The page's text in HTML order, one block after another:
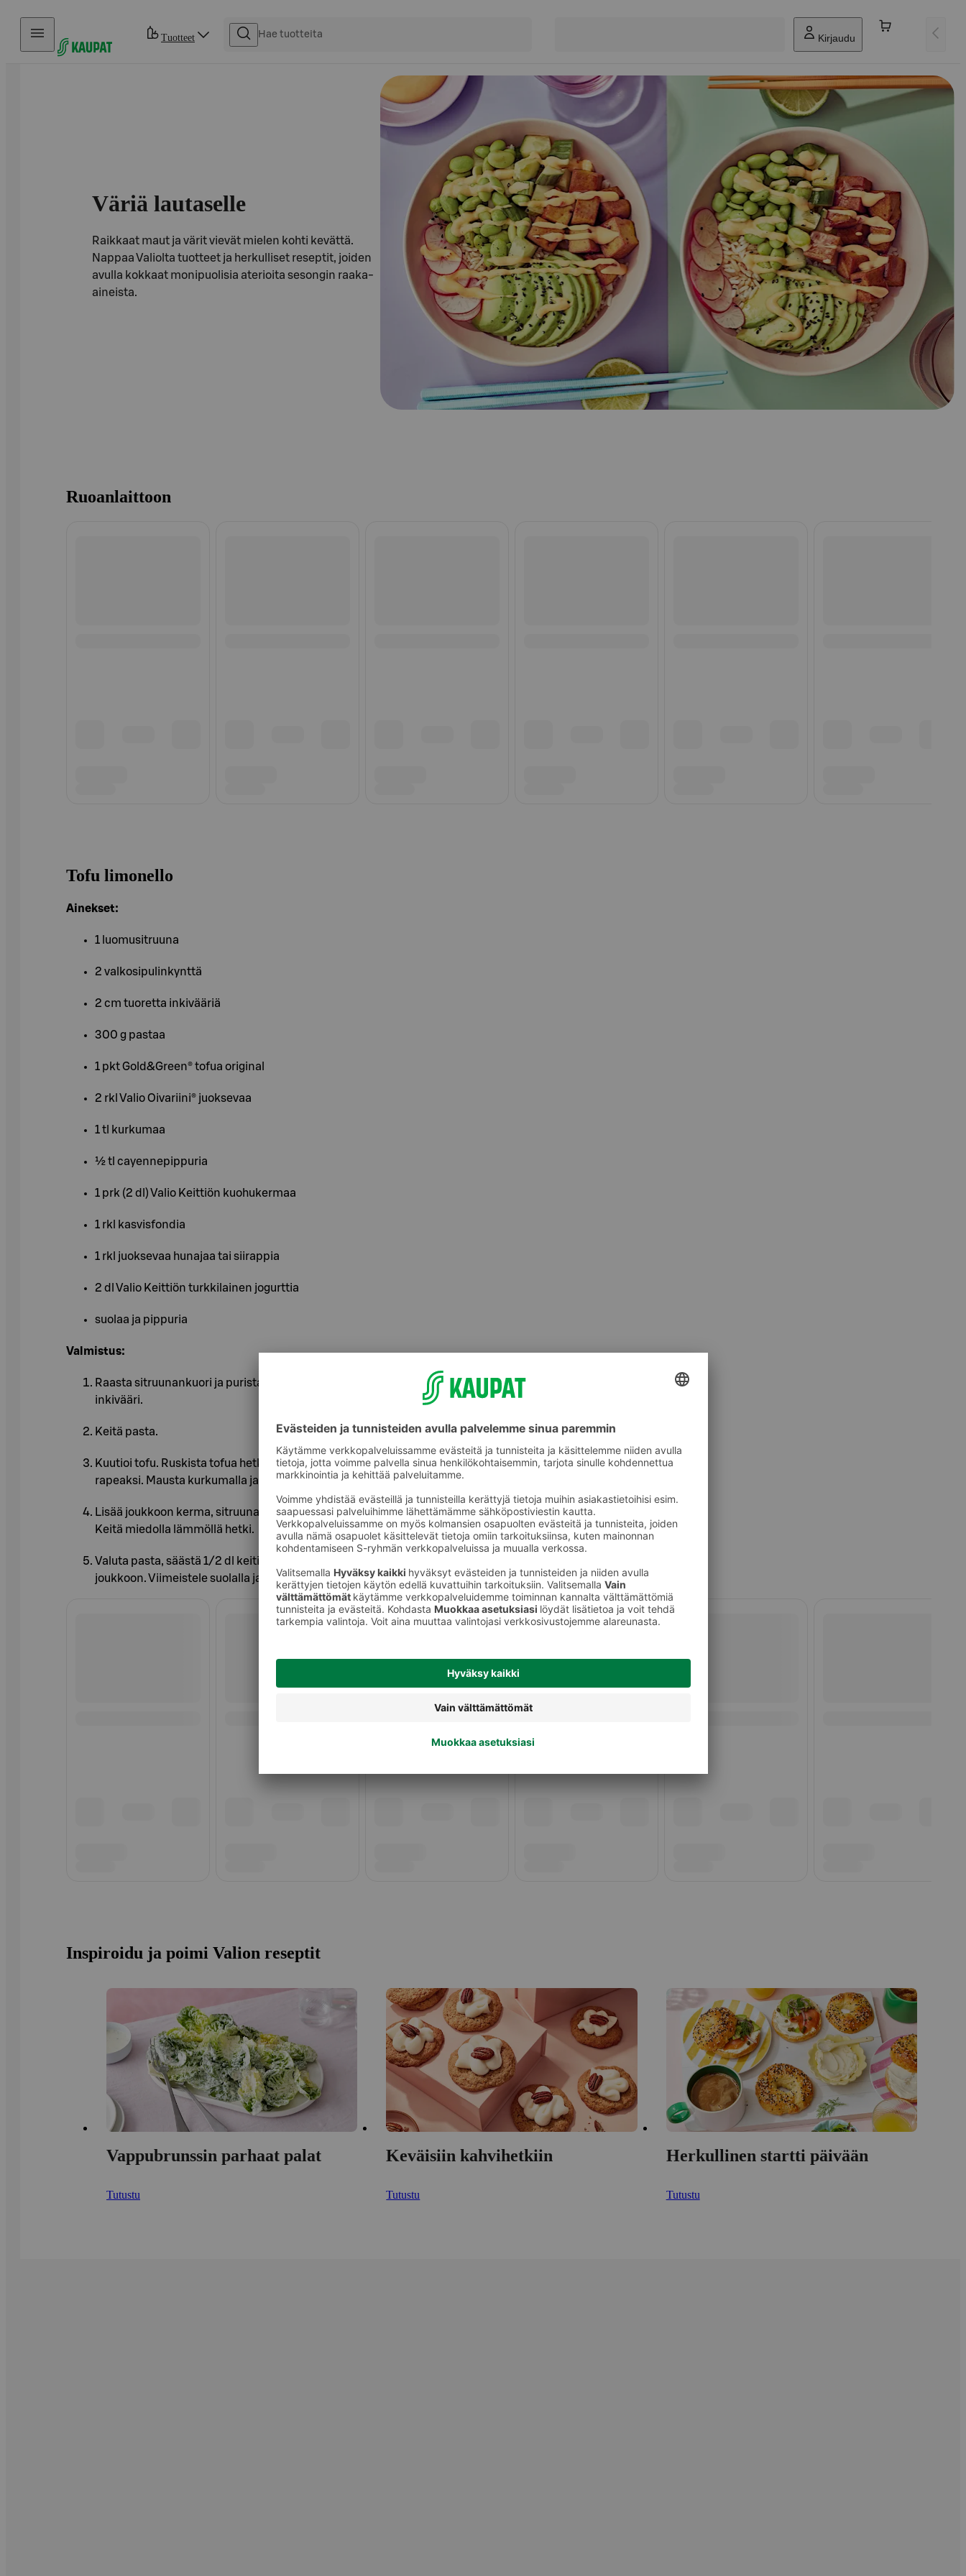
Hyppää sisältöön
Tuotteet Kirjaudu
Väriä lautaselle
Raikkaat maut ja värit vievät mielen kohti kevättä.
Nappaa Valiolta tuotteet ja herkulliset reseptit, joiden
avulla kokkaat monipuolisia aterioita sesongin raaka-
aineista.
Ruoanlaittoon
Tofu limonello
Ainekset:
1 luomusitruuna
2 valkosipulinkynttä
2 cm tuoretta inkivääriä
300 g pastaa
1 pkt Gold&Green® tofua original
2 rkl Valio Oivariini® juoksevaa
1 tl kurkumaa
½ tl cayennepippuria
1 prk (2 dl) Valio Keittiön kuohukermaa
1 rkl kasvisfondia
1 rkl juoksevaa hunajaa tai siirappia
2 dl Valio Keittiön turkkilainen jogurttia
suolaa ja pippuria
Valmistus:
Raasta sitruunankuori ja purista 3 rkl mehua. Kuori ja raasta valkosipulit ja
inkivääri.
Keitä pasta.
Kuutioi tofu. Ruskista tofua hetki kuivalla pannulla. Lisää Oivariini ja paista
rapeaksi. Mausta kurkumalla ja cayennepippurilla.
Lisää joukkoon kerma, sitruunanmehu ja kuoriraaste, inkivääri, hunaja ja fondi.
Keitä miedolla lämmöllä hetki.
Valuta pasta, säästä 1/2 dl keitinvettä. Sekoita jogurtti, vesi ja pasta kastikkeen
joukkoon. Viimeistele suolalla ja pippurilla.
Inspiroidu ja poimi Valion reseptit
Vappubrunssin parhaat palat
Tutustu
Keväisiin kahvihetkiin
Tutustu
Herkullinen startti päivään
Tutustu